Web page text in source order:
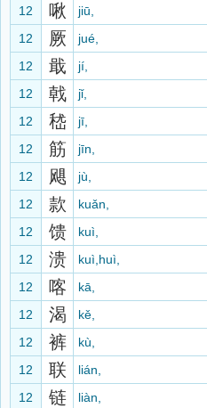
12
啾
jiū,
12
厥
jué,
12
戢
jí,
12
戟
jǐ,
12
嵇
jī,
12
筋
jīn,
12
飓
jù,
12
款
kuǎn,
12
馈
kuì,
12
溃
kuì,huì,
12
喀
kā,
12
渴
kě,
12
裤
kù,
12
联
lián,
12
链
liàn,